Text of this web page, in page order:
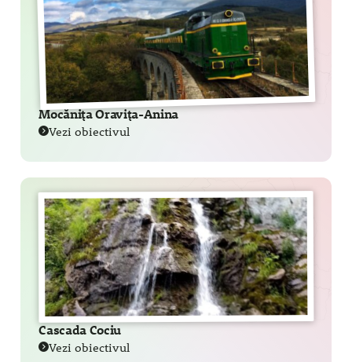
Mocănița Oravița-Anina
Vezi obiectivul
Cascada Cociu
Vezi obiectivul